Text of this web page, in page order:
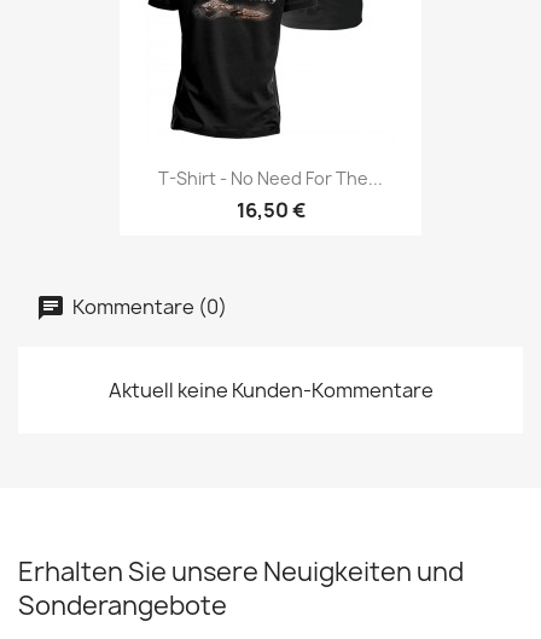
T-Shirt - No Need For The...
16,50 €
Kommentare (0)
Aktuell keine Kunden-Kommentare
Erhalten Sie unsere Neuigkeiten und
Sonderangebote